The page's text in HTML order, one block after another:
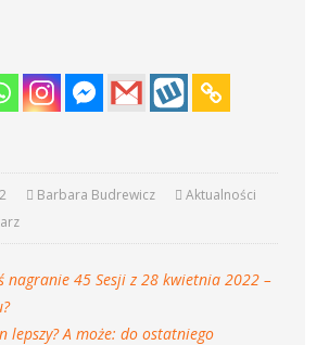
Barbara Budrewicz
Aktualności
nagranie 45 Sesji z 28 kwietnia 2022 –
lepszy? A może: do ostatniego